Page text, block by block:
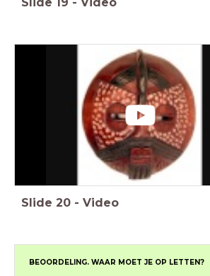
Slide 20 - Video
BEOORDELING. WAAR MOET JE OP LETTEN?